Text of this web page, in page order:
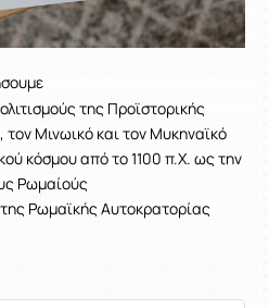
της Προϊστορικής
τον Μινωικό και τον Μυκηναϊκό
κόσμου από το 1100 π.Χ. ως την
Ρωμαίούς
Ρωμαϊκής Αυτοκρατορίας